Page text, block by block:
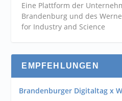
Eine Plattform der
Brandenburg und des
for Industry and Science
EMPFEHLUNGEN
Brandenburger Digitaltag x